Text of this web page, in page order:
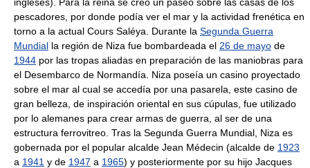
pescadores, por donde podía ver el mar y la actividad frenética en
torno a la actual Cours Saléya. Durante la Segunda Guerra
Mundial la región de Niza fue bombardeada el 26 de mayo de
1944 por las tropas aliadas en preparación de las maniobras para
el Desembarco de Normandía. Niza poseía un casino proyectado
sobre el mar al cual se accedía por una pasarela, este casino de
gran belleza, de inspiración oriental en sus cúpulas, fue utilizado
por lo alemanes para crear armas de guerra, al ser de una
estructura ferrovitreo. Tras la Segunda Guerra Mundial, Niza es
gobernada por el popular alcalde Jean Médecin (alcalde de 1923
a 1941 y de 1947 a 1965) y posteriormente por su hijo Jacques